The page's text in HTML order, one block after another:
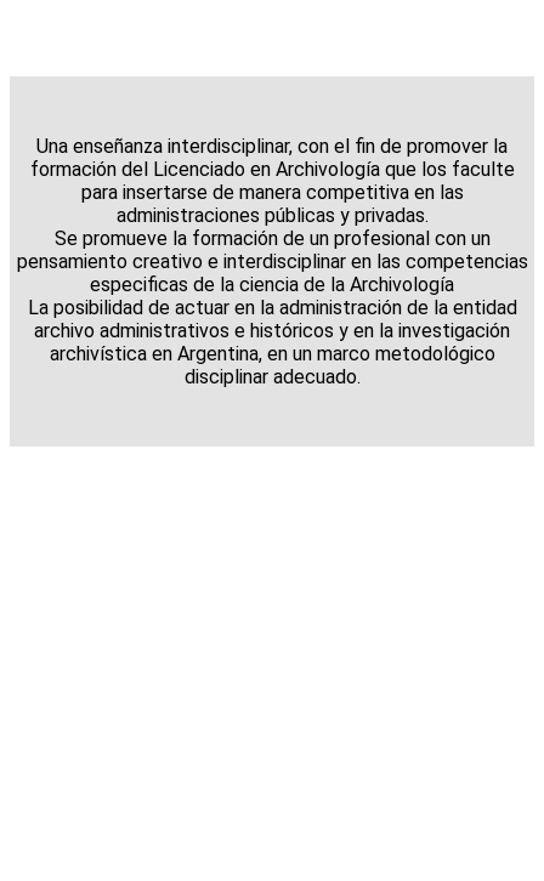
Una enseñanza interdisciplinar, con el fin de promover la
formación del Licenciado en Archivología que los faculte
para insertarse de manera competitiva en las
administraciones públicas y privadas.
Se promueve la formación de un profesional con un
pensamiento creativo e interdisciplinar en las competencias
especificas de la ciencia de la Archivología
La posibilidad de actuar en la administración de la entidad
archivo administrativos e históricos y en la investigación
archivística en Argentina, en un marco metodológico
disciplinar adecuado.